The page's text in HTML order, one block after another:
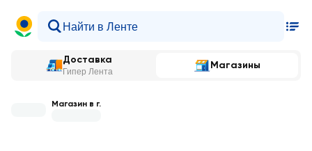
Доставка
Гипер Лента
Магазины
Магазин в г.